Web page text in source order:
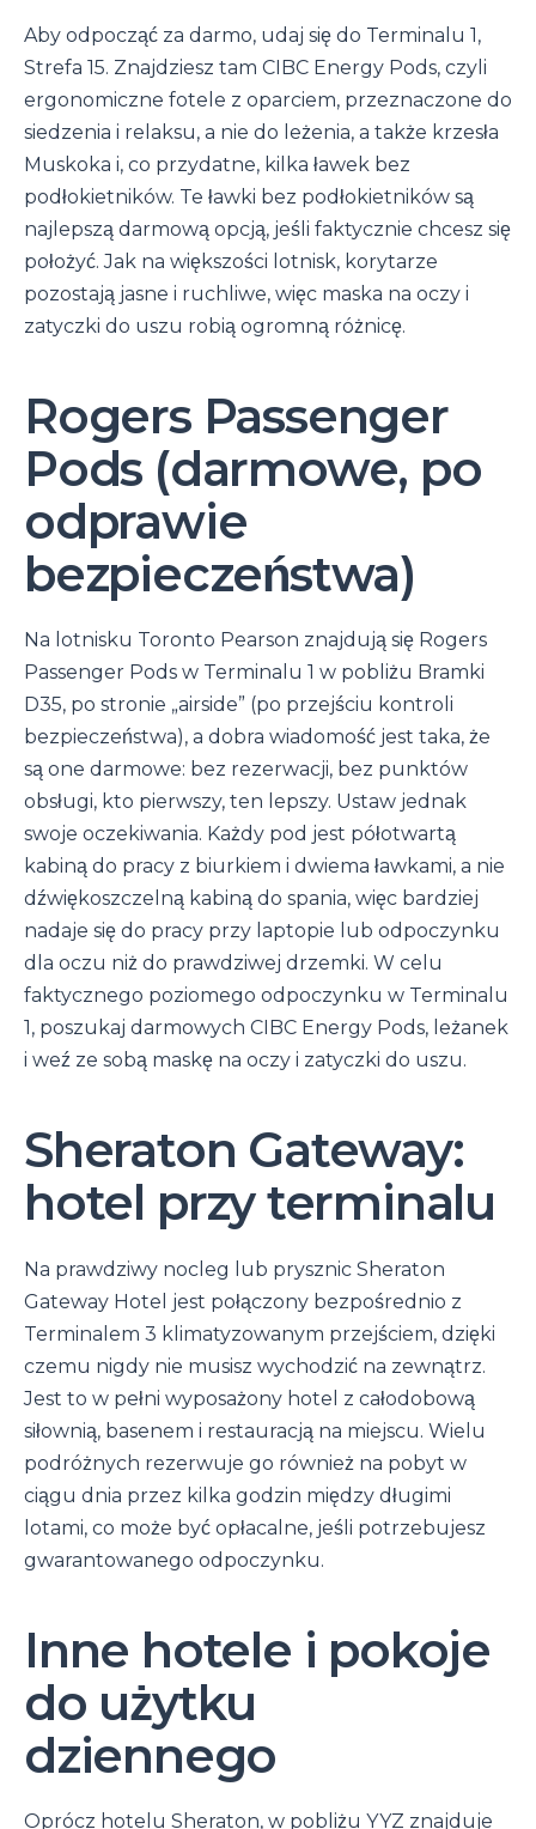
Aby odpocząć za darmo, udaj się do Terminalu 1,
Strefa 15. Znajdziesz tam CIBC Energy Pods, czyli
ergonomiczne fotele z oparciem, przeznaczone do
siedzenia i relaksu, a nie do leżenia, a także krzesła
Muskoka i, co przydatne, kilka ławek bez
podłokietników. Te ławki bez podłokietników są
najlepszą darmową opcją, jeśli faktycznie chcesz się
położyć. Jak na większości lotnisk, korytarze
pozostają jasne i ruchliwe, więc maska na oczy i
zatyczki do uszu robią ogromną różnicę.
Rogers Passenger
Pods (darmowe, po
odprawie
bezpieczeństwa)
Na lotnisku Toronto Pearson znajdują się Rogers
Passenger Pods w Terminalu 1 w pobliżu Bramki
D35, po stronie „airside” (po przejściu kontroli
bezpieczeństwa), a dobra wiadomość jest taka, że
są one darmowe: bez rezerwacji, bez punktów
obsługi, kto pierwszy, ten lepszy. Ustaw jednak
swoje oczekiwania. Każdy pod jest półotwartą
kabiną do pracy z biurkiem i dwiema ławkami, a nie
dźwiękoszczelną kabiną do spania, więc bardziej
nadaje się do pracy przy laptopie lub odpoczynku
dla oczu niż do prawdziwej drzemki. W celu
faktycznego poziomego odpoczynku w Terminalu
1, poszukaj darmowych CIBC Energy Pods, leżanek
i weź ze sobą maskę na oczy i zatyczki do uszu.
Sheraton Gateway:
hotel przy terminalu
Na prawdziwy nocleg lub prysznic Sheraton
Gateway Hotel jest połączony bezpośrednio z
Terminalem 3 klimatyzowanym przejściem, dzięki
czemu nigdy nie musisz wychodzić na zewnątrz.
Jest to w pełni wyposażony hotel z całodobową
siłownią, basenem i restauracją na miejscu. Wielu
podróżnych rezerwuje go również na pobyt w
ciągu dnia przez kilka godzin między długimi
lotami, co może być opłacalne, jeśli potrzebujesz
gwarantowanego odpoczynku.
Inne hotele i pokoje
do użytku
dziennego
Oprócz hotelu Sheraton, w pobliżu YYZ znajduje